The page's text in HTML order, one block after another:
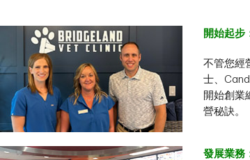
開始起步
不管您經
士、
開始創業
營秘訣。
發展業務